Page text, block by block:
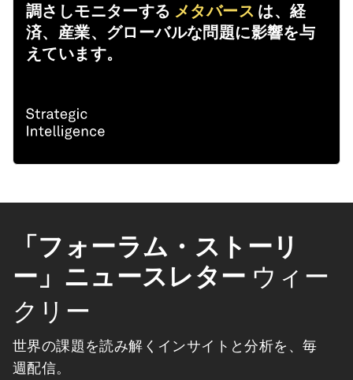
調さしモニターする メタバース は、経
済、産業、グローバルな問題に影響を与
えています。
「フォーラム・ストーリ
ー」ニュースレター ウィー
クリー
世界の課題を読み解くインサイトと分析を、毎
週配信。